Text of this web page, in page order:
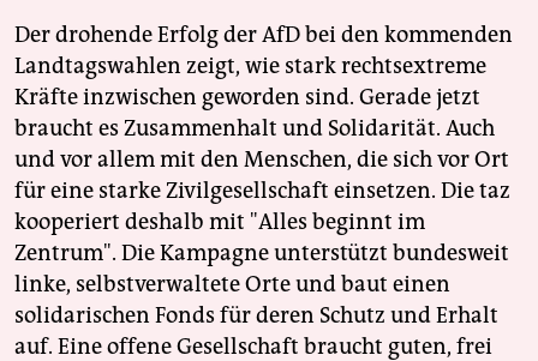
Der drohende Erfolg der AfD bei den kommenden
Landtagswahlen zeigt, wie stark rechtsextreme
Kräfte inzwischen geworden sind. Gerade jetzt
braucht es Zusammenhalt und Solidarität. Auch
und vor allem mit den Menschen, die sich vor Ort
für eine starke Zivilgesellschaft einsetzen. Die taz
kooperiert deshalb mit "Alles beginnt im
Zentrum". Die Kampagne unterstützt bundesweit
linke, selbstverwaltete Orte und baut einen
solidarischen Fonds für deren Schutz und Erhalt
auf. Eine offene Gesellschaft braucht guten, frei